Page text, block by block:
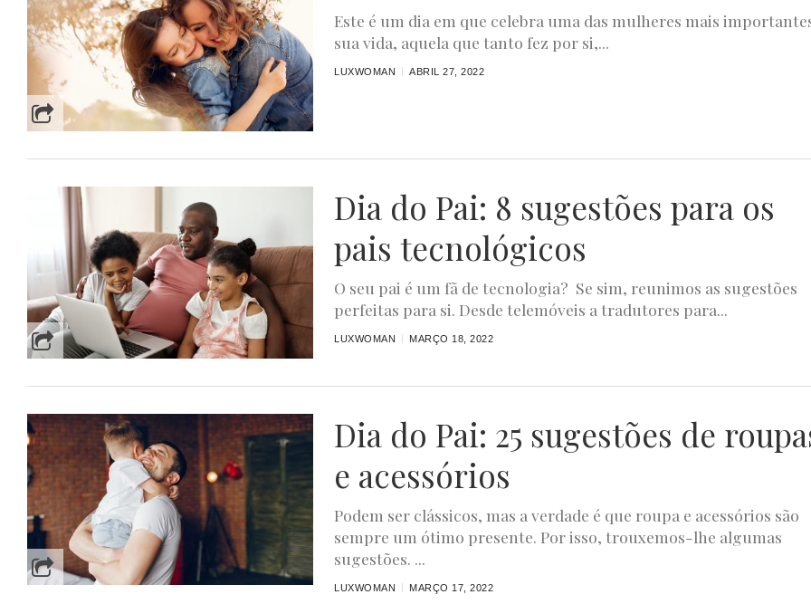
Este é um dia em que celebra uma das mulheres mais
sua vida, aquela que tanto fez por si,...
LUXWOMAN ABRIL 27, 2022
Dia do Pai: 8 sugestões para os
pais tecnológicos
O seu pai é um fã de tecnologia? Se sim, reunimos as sugestões
perfeitas para si. Desde telemóveis a tradutores para...
LUXWOMAN MARÇO 18, 2022
Dia do Pai: 25 sugestões de
e acessórios
Podem ser clássicos, mas a verdade é que roupa e acessórios são
sempre um ótimo presente. Por isso, trouxemos-lhe algumas
sugestões. ...
LUXWOMAN MARÇO 17, 2022